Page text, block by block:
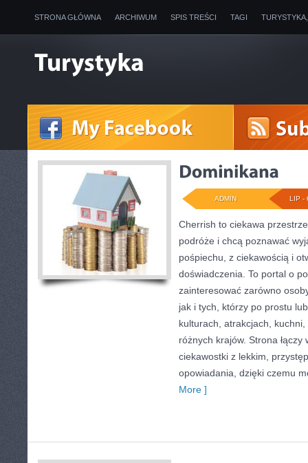
STRONA GŁÓWNA ARCHIWUM SPIS TREŚCI TAGI
LIP -
ADMIN
Cherrish to ciekawa
podróże i chcą poznawać
pośpiechu, z ciekawością i
doświadczenia. To portal o
zainteresować zarówno
jak i tych, którzy po prostu
kulturach, atrakcjach,
różnych krajów. Strona
ciekawostki z lekkim,
opowiadania, dzięki czemu
More ]